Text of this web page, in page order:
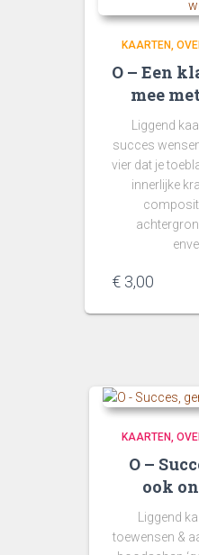
KAARTEN
O – Een
mee
Liggend
succes
vier dat je
innerlijke
€ 3,00
KAARTEN
O –
ook
Liggend
toewensen &